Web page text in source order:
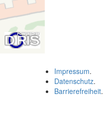
Impressum.
Datenschutz.
Barrierefreiheit.